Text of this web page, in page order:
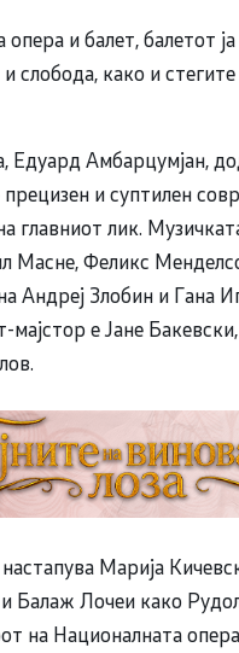
и балет, балетот
слобода, како и
Едуард Амбарцумјан,
и суптилен
главниот лик.
Масне, Феликс
Андреј Злобин и Гана
е Јане
Марија
Балаж Лочеи како
на Националната